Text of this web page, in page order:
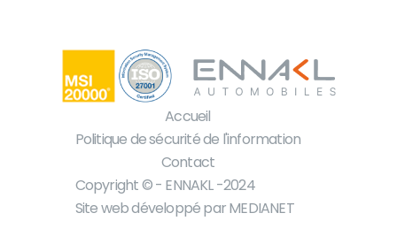
Pied de pageAccueil
Politique de sécurité de l'information
Contact
Copyright © - ENNAKL -2024
Site web développé parMEDIANET